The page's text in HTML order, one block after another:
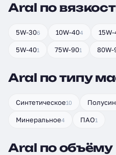
Aral по
5W-306 10W-404
5W-401 75W-901 80W-
Aral по типу
Синтетическое10
Минеральное4 ПАО1
Aral по объёму